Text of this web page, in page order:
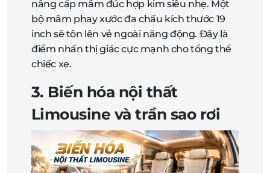
nâng cấp mâm đúc hợp kim siêu nhẹ. Một
bộ mâm phay xước đa chấu kích thước 19
inch sẽ tôn lên vẻ ngoài năng động. Đây là
điểm nhấn thị giác cực mạnh cho tổng thể
chiếc xe.
3. Biến hóa nội thất
Limousine và trần sao rơi